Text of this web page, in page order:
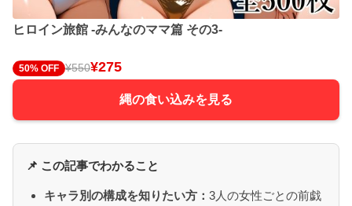
ヒロイン旅館 -みんなのママ篇 その3-
50% OFF ¥550¥275
縄の食い込みを見る
📌 この記事でわかること
キャラ別の構成を知りたい方：3人の女性ごとの前戯